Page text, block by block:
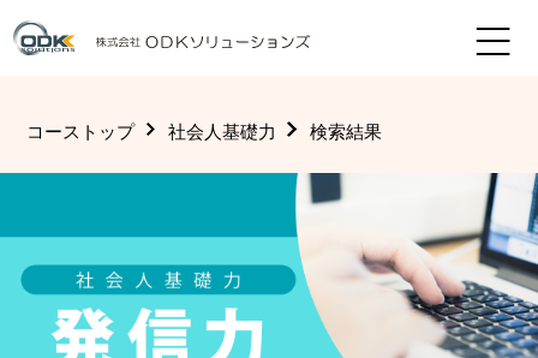
コーストップ 社会人基礎力 検索結果